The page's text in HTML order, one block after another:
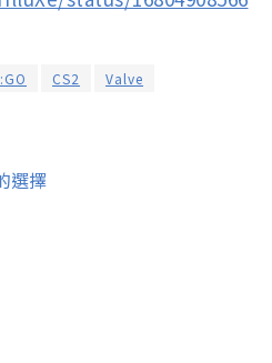
CS2 Valve
選擇